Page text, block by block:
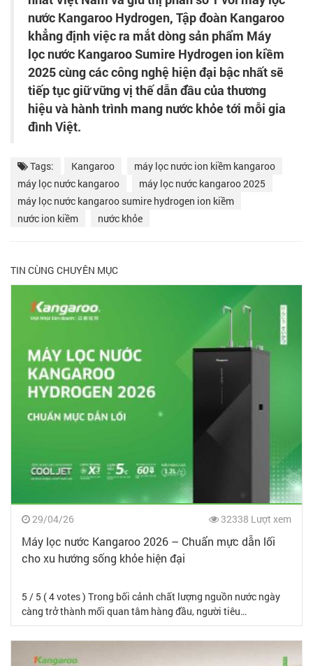
nước Kangaroo Hydrogen, Tập đoàn Kangaroo
khẳng định việc ra mắt dòng sản phẩm Máy
lọc nước Kangaroo Sumire Hydrogen ion kiềm
2025 cùng các công nghệ hiện đại bậc nhất sẽ
tiếp tục giữ vững vị thế dẫn đầu của thương
hiệu và hành trình mang nước khỏe tới mỗi gia
đình Việt.
Tags: Kangaroo
máy lọc nước ion kiềm kangaroo
máy lọc nước kangaroo
máy lọc nước kangaroo 2025
máy lọc nước kangaroo sumire hydrogen ion kiềm
nước ion kiềm
nước khỏe
TIN CÙNG CHUYÊN MỤC
29/04/26 32338 Lượt xem
Máy lọc nước Kangaroo 2026 – Chuẩn mực dẫn lối
cho xu hướng sống khỏe hiện đại
5 / 5 ( 4 votes ) Trong bối cảnh chất lượng nguồn nước ngày
càng trở thành mối quan tâm hàng đầu, người tiêu…